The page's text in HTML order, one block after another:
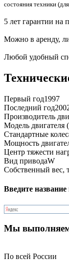
состояния техники
5 лет гарантии на
Можно в аренду,
Любой удобный
Первый год1997
Последний год
Производитель
Модель двигателя
Стандартные
Мощность
Центр тяжести
Вид приводаW
Собственный вес,
Введите
Мы выполняем
По всей России